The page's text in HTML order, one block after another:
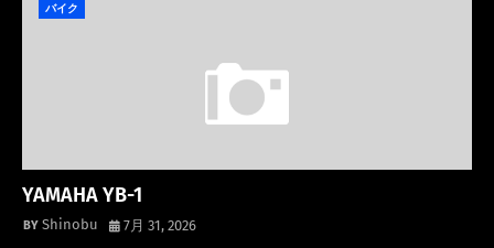
バイク
YAMAHA YB-1
Shinobu 7月 31, 2026